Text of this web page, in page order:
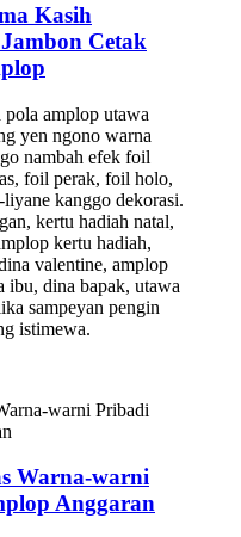
Kasih
Cetak
pola amplop utawa
yen ngono warna
nambah efek foil
foil perak, foil holo,
kanggo dekorasi.
kertu hadiah natal,
kertu hadiah,
valentine, amplop
ibu, dina bapak, utawa
sampeyan pengin
istimewa.
Warna-warni
Anggaran